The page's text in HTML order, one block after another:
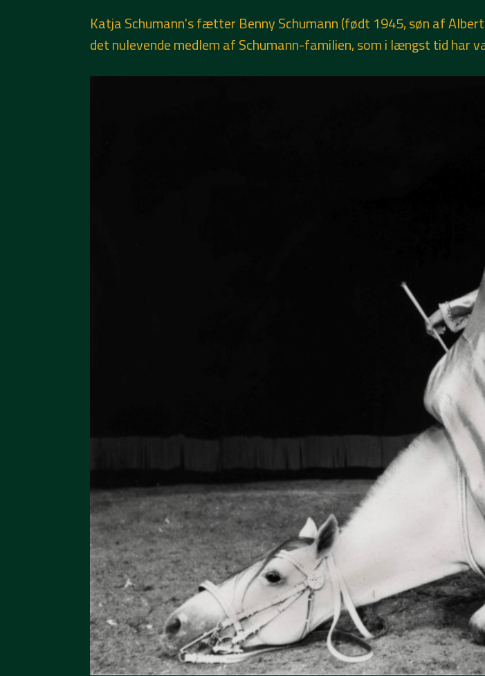
Katja Schumann's fætter Benny Schumann (født 1945, søn af
det nulevende medlem af Schumann-familien, som i længst tid har